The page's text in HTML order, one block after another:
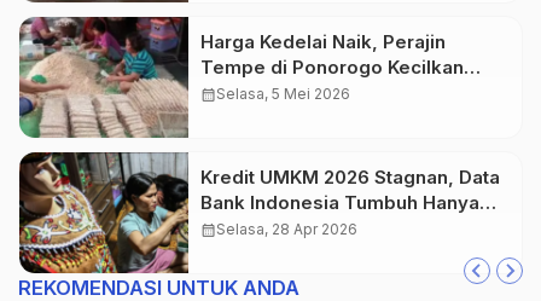
Harga Kedelai Naik, Perajin
Tempe di Ponorogo Kecilkan
Ukuran demi Bertahan
calendar_monthSelasa, 5 Mei 2026
Kredit UMKM 2026 Stagnan, Data
Bank Indonesia Tumbuh Hanya
0,1% di Kuartal I
calendar_monthSelasa, 28 Apr 2026
REKOMENDASI UNTUK ANDA